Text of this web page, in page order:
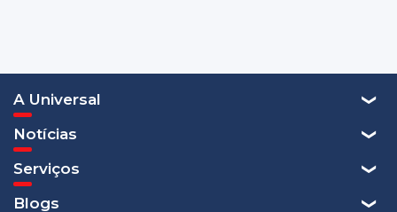
A Universal
Notícias
Serviços
Blogs